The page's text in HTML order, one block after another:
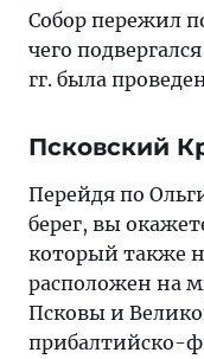
Собор пережил
чего
гг. была
Псковский
Перейдя по
берег, вы
который также
расположен на
Псковы и
прибалтийско-